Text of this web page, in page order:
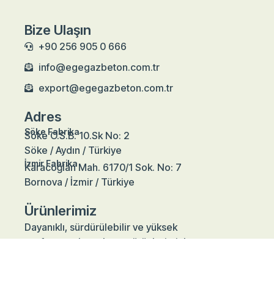
Bize Ulaşın
+90 256 905 0 666
info@egegazbeton.com.tr
export@egegazbeton.com.tr
Adres
Söke Fabrika
Söke O.S.B. 10.Sk No: 2
Söke / Aydın / Türkiye
İzmir Fabrika
Karacoğlan Mah. 6170/1 Sok. No: 7
Bornova / İzmir / Türkiye
Ürünlerimiz
Dayanıklı, sürdürülebilir ve yüksek
performanslı gazbeton ürünlerimizle